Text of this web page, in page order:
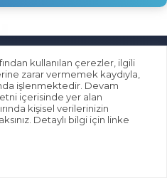
AKMAN
057 5356
kullanılan çerezler, ilgili
zarar vermemek kaydıyla,
işlenmektedir. Devam
içerisinde yer alan
kişisel verilerinizin
Detaylı bilgi için linke